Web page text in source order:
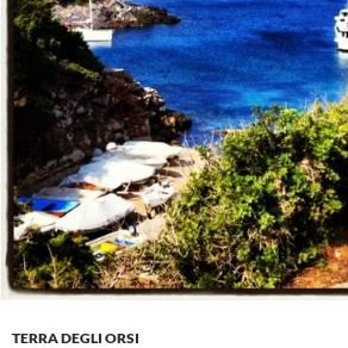
TERRA DEGLI ORSI